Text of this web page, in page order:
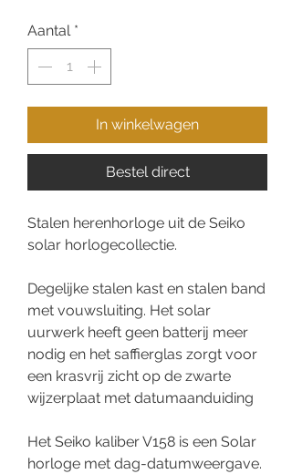
Aantal *
In winkelwagen
Bestel direct
Stalen herenhorloge uit de Seiko
solar horlogecollectie.
Degelijke stalen kast en stalen band
met vouwsluiting. Het solar
uurwerk heeft geen batterij meer
nodig en het saffierglas zorgt voor
een krasvrij zicht op de zwarte
wijzerplaat met datumaanduiding
Het Seiko kaliber V158 is een Solar
horloge met dag-datumweergave.